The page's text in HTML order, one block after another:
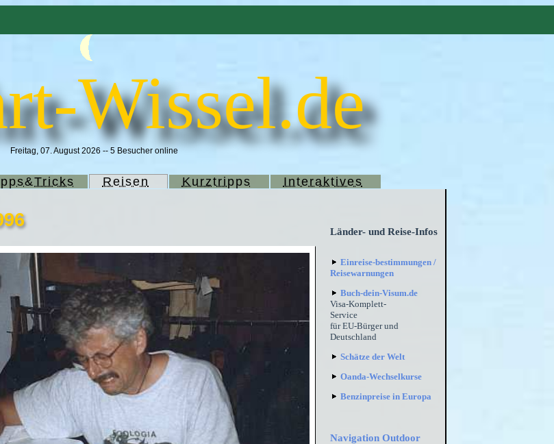
Wissel.de
Freitag, 07. August 2026 -- 5 Besucher online
Reisen Kurztripps Interaktives
Länder- und Reise-Infos
Einreise-bestimmungen /
Reisewarnungen
Buch-dein-Visum.de
Visa-Komplett-
Service
für EU-Bürger und
Deutschland
Schätze der Welt
Oanda-Wechselkurse
Benzinpreise in Europa
Navigation Outdoor